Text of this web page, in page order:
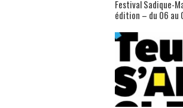
Festival Sadique-
édition – du 06 au